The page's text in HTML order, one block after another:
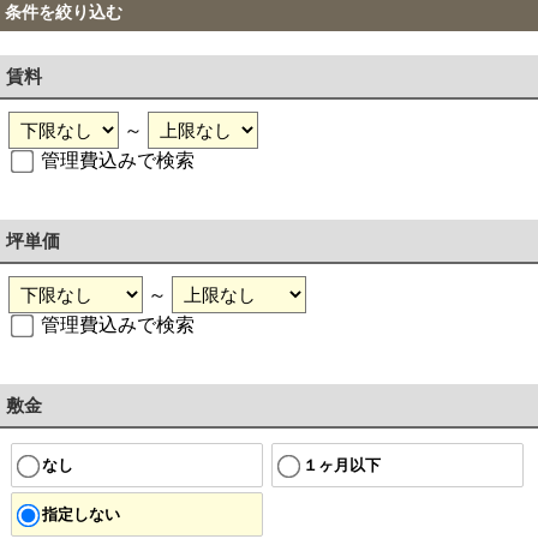
条件を絞り込む
賃料
～
管理費込みで検索
坪単価
～
管理費込みで検索
敷金
なし １ヶ月以下
指定しない